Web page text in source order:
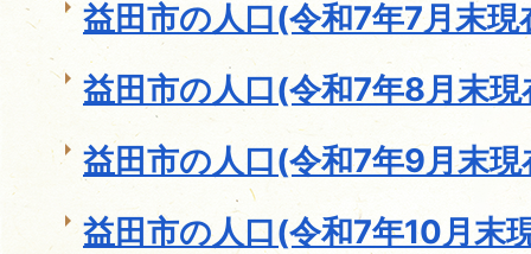
益田市の人口(令和7年7月末現
益田市の人口(令和7年8月末現
益田市の人口(令和7年9月末現
益田市の人口(令和7年10月末